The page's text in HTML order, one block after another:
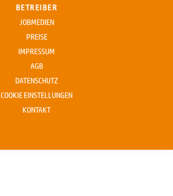
BETREIBER
JOBMEDIEN
PREISE
IMPRESSUM
AGB
DATENSCHUTZ
COOKIE EINSTELLUNGEN
KONTAKT